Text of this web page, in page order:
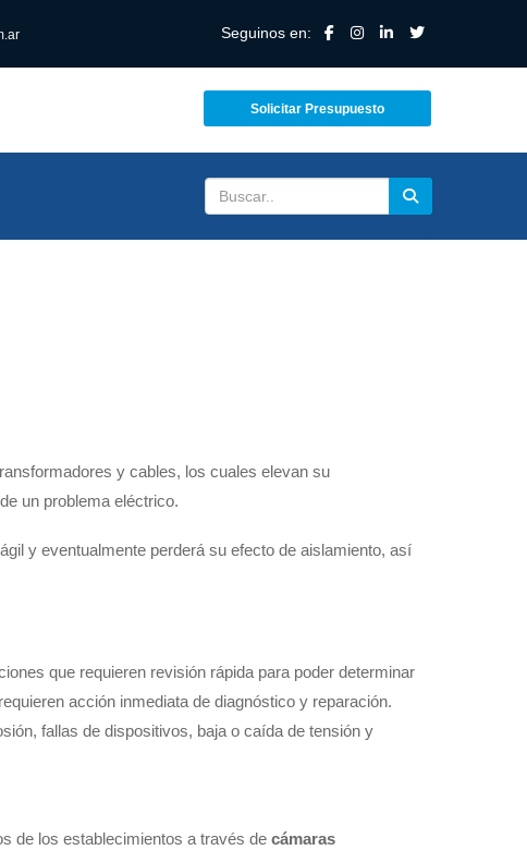
Seguinos en:
Solicitar Presupuesto
y cables, los cuales elevan su
un problema eléctrico.
y eventualmente perderá su efecto de aislamiento, así
que requieren revisión rápida para poder determinar
acción inmediata de diagnóstico y reparación.
fallas de dispositivos, baja o caída de tensión y
de los establecimientos a través de cámaras